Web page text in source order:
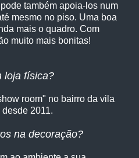
também apoia-los num
mesmo no piso. Uma boa
mais o quadro. Com
muito mais bonitas!
loja física?
room" no bairro da vila
2011.
na decoração?